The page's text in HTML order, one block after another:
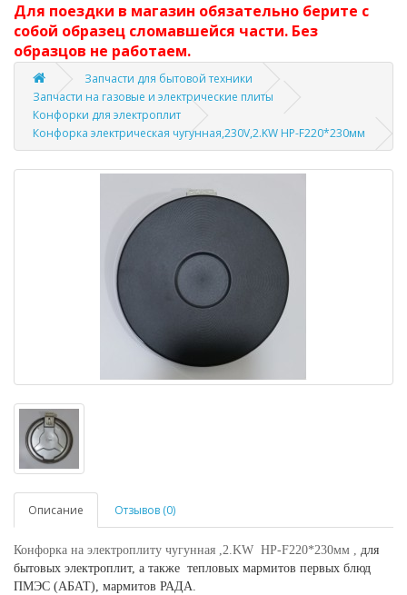
Для поездки в магазин обязательно берите с
собой образец сломавшейся части. Без
образцов не работаем.
Запчасти для бытовой техники
Запчасти на газовые и электрические плиты
Конфорки для электроплит
Конфорка электрическая чугунная,230V,2.KW HP-F220*230мм
Описание Отзывов (0)
Конфорка на электроплиту чугунная ,2.KW HP-F220*230мм , для
бытовых электроплит, а также тепловых мармитов первых блюд
ПМЭС (АБАТ), мармитов РАДА.